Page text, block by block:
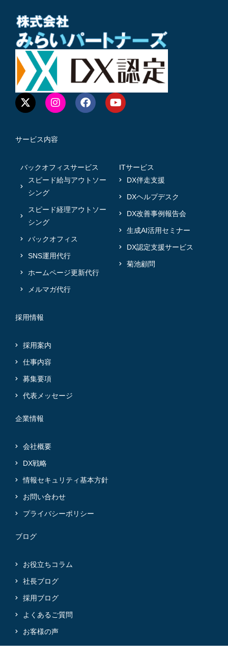
サービス内容
バックオフィスサービス
スピード給与アウトソー
シング
スピード経理アウトソー
シング
バックオフィス
SNS運用代行
ホームページ更新代行
メルマガ代行
ITサービス
DX伴走支援
DXヘルプデスク
DX改善事例報告会
生成AI活用セミナー
DX認定支援サービス
菊池顧問
採用情報
採用案内
仕事内容
募集要項
代表メッセージ
企業情報
会社概要
DX戦略
情報セキュリティ基本方針
お問い合わせ
プライバシーポリシー
ブログ
お役立ちコラム
社長ブログ
採用ブログ
よくあるご質問
お客様の声